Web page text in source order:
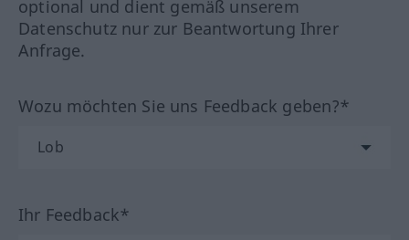
optional und dient gemäß unserem
Datenschutz nur zur Beantwortung Ihrer
Anfrage.
Wozu möchten Sie uns Feedback geben?*
Ihr Feedback*